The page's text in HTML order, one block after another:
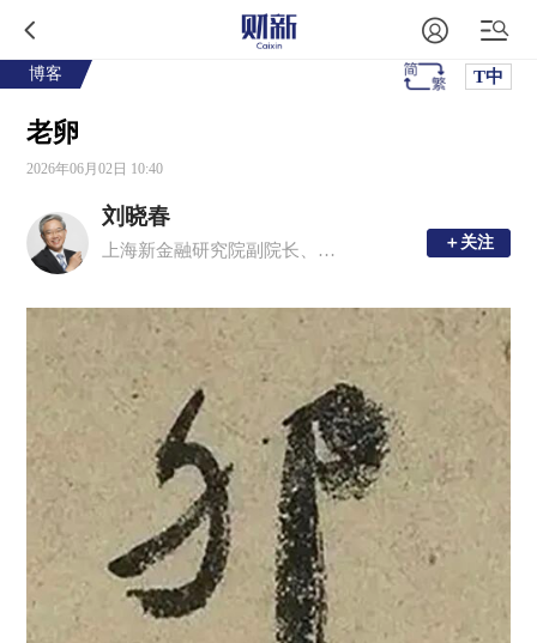
博客 T中
老卵
2026年06月02日 10:40
刘晓春
上海新金融研究院副院长、上海金融数字化研究中心主任 ＋关注
＋关注